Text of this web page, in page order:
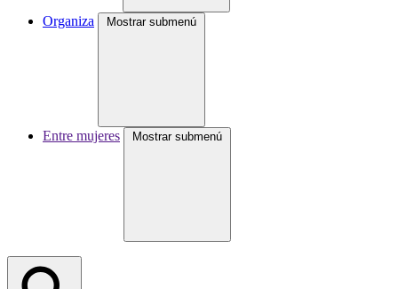
Organiza Mostrar submenú
Entre mujeres Mostrar submenú